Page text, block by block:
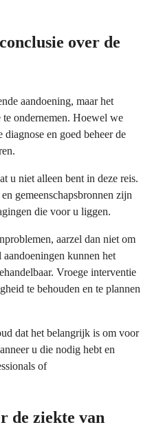
over de
aandoening, maar het
te ondernemen. Hoewel we
en goed beheer de
u niet alleen bent in deze reis.
gemeenschapsbronnen zijn
die voor u liggen.
aarzel dan niet om
aandoeningen kunnen het
Vroege interventie
te behouden en te plannen
dat het belangrijk is om voor
u die nodig hebt en
of
de ziekte van